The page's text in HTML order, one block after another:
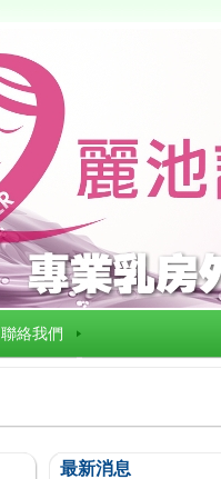
聯絡我們
最新消息